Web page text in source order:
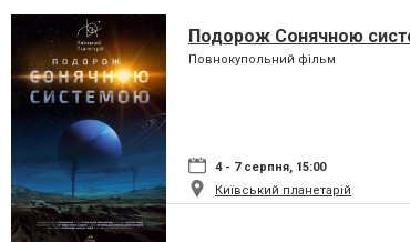
Подорож Сонячною
Повнокупольний фільм
4 - 7 серпня, 15:00
Київський планетарій